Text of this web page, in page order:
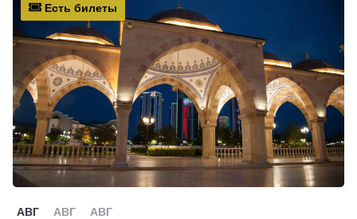
Есть билеты
АВГ АВГ АВГ